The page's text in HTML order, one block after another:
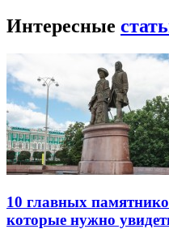
Интересные
10 главных
которые нужно